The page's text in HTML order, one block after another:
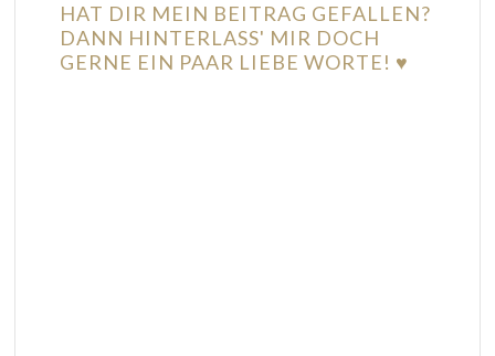
HAT DIR MEIN BEITRAG GEFALLEN?
DANN HINTERLASS' MIR DOCH
GERNE EIN PAAR LIEBE WORTE! ♥